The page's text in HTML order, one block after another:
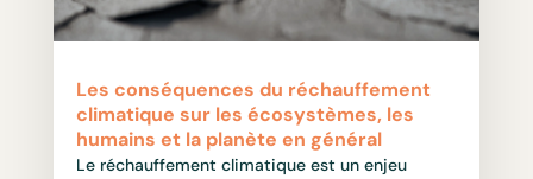
Les conséquences du réchauffement
climatique sur les écosystèmes, les
humains et la planète en général
Le réchauffement climatique est un enjeu